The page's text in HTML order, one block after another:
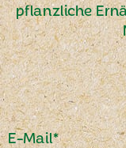
pflanzliche
E-Mail*